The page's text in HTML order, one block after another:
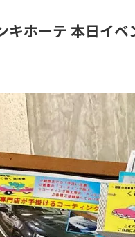
キホーテ 本日イベ